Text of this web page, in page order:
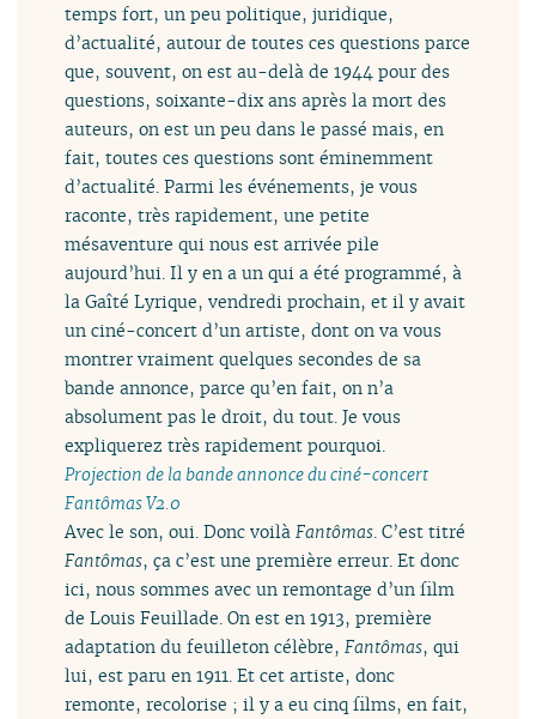
temps fort, un peu politique, juridique,
d’actualité, autour de toutes ces questions parce
que, souvent, on est au-delà de 1944 pour des
questions, soixante-dix ans après la mort des
auteurs, on est un peu dans le passé mais, en
fait, toutes ces questions sont éminemment
d’actualité. Parmi les événements, je vous
raconte, très rapidement, une petite
mésaventure qui nous est arrivée pile
aujourd’hui. Il y en a un qui a été programmé, à
la Gaîté Lyrique, vendredi prochain, et il y avait
un ciné-concert d’un artiste, dont on va vous
montrer vraiment quelques secondes de sa
bande annonce, parce qu’en fait, on n’a
absolument pas le droit, du tout. Je vous
expliquerez très rapidement pourquoi.
Projection de la bande annonce du ciné-concert
Fantômas V2.0
Avec le son, oui. Donc voilà Fantômas . C’est titré
Fantômas, ça c’est une première erreur. Et donc
ici, nous sommes avec un remontage d’un film
de Louis Feuillade. On est en 1913, première
adaptation du feuilleton célèbre, Fantômas, qui
lui, est paru en 1911. Et cet artiste, donc
remonte, recolorise ; il y a eu cinq films, en fait,